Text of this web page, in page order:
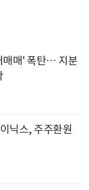
매매' 폭탄… 지분
닉스, 주주환원